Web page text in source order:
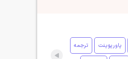
پاورپوینت ترجمه